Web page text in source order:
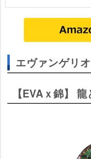
エヴァンゲリ
【EVAｘ錦】